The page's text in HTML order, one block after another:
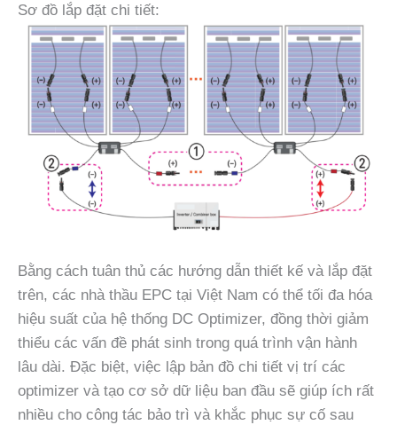
Sơ đồ lắp đặt chi tiết:
Bằng cách tuân thủ các hướng dẫn thiết kế và lắp đặt
trên, các nhà thầu EPC tại Việt Nam có thể tối đa hóa
hiệu suất của hệ thống DC Optimizer, đồng thời giảm
thiểu các vấn đề phát sinh trong quá trình vận hành
lâu dài. Đặc biệt, việc lập bản đồ chi tiết vị trí các
optimizer và tạo cơ sở dữ liệu ban đầu sẽ giúp ích rất
nhiều cho công tác bảo trì và khắc phục sự cố sau